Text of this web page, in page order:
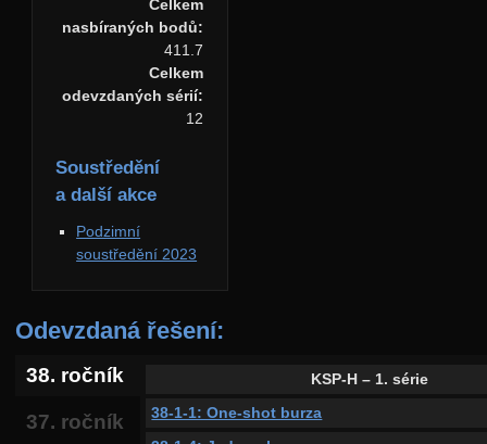
Celkem
nasbíraných bodů:
411.7
Celkem
odevzdaných sérií:
12
Soustředění
a další akce
Podzimní
soustředění 2023
Odevzdaná řešení:
38. ročník
37. ročník
KSP-H – 1. série
38-1-1: One-shot burza